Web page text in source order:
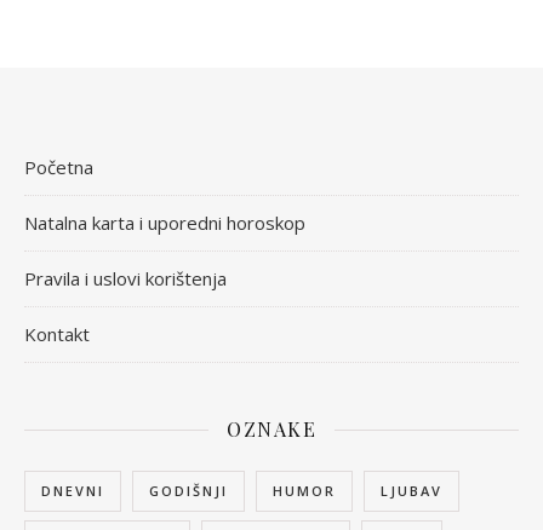
Početna
Natalna karta i uporedni horoskop
Pravila i uslovi korištenja
Kontakt
OZNAKE
DNEVNI GODIŠNJI HUMOR LJUBAV